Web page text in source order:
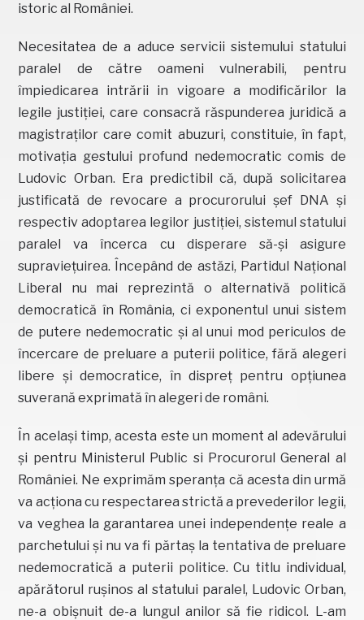
istoric al României.
Necesitatea de a aduce servicii sistemului statului
paralel de către oameni vulnerabili, pentru
împiedicarea intrării in vigoare a modificărilor la
legile justiției, care consacră răspunderea juridică a
magistraților care comit abuzuri, constituie, în fapt,
motivația gestului profund nedemocratic comis de
Ludovic Orban. Era predictibil că, după solicitarea
justificată de revocare a procurorului șef DNA și
respectiv adoptarea legilor justiției, sistemul statului
paralel va încerca cu disperare să-și asigure
supraviețuirea. Începând de astăzi, Partidul Național
Liberal nu mai reprezintă o alternativă politică
democratică în România, ci exponentul unui sistem
de putere nedemocratic și al unui mod periculos de
încercare de preluare a puterii politice, fără alegeri
libere și democratice, în dispreț pentru opțiunea
suverană exprimată în alegeri de români.
În același timp, acesta este un moment al adevărului
și pentru Ministerul Public si Procurorul General al
României. Ne exprimăm speranța că acesta din urmă
va acționa cu respectarea strictă a prevederilor legii,
va veghea la garantarea unei independențe reale a
parchetului și nu va fi părtaș la tentativa de preluare
nedemocratică a puterii politice. Cu titlu individual,
apărătorul rușinos al statului paralel, Ludovic Orban,
ne-a obișnuit de-a lungul anilor să fie ridicol. L-am